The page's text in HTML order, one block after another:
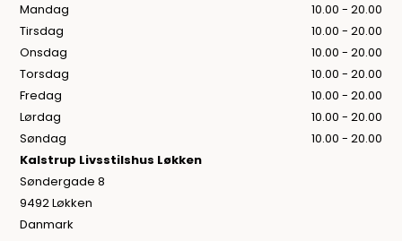
Mandag
10.00 - 20.00
Tirsdag
10.00 - 20.00
Onsdag
10.00 - 20.00
Torsdag
10.00 - 20.00
Fredag
10.00 - 20.00
Lørdag
10.00 - 20.00
Søndag
10.00 - 20.00
Kalstrup Livsstilshus Løkken
Søndergade 8
9492 Løkken
Danmark